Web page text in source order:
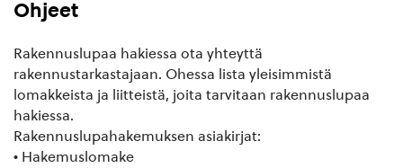
Ohjeet
Rakennuslupaa hakiessa ota yhteyttä
rakennustarkastajaan. Ohessa lista yleisimmistä
lomakkeista ja liitteistä, joita tarvitaan rakennuslupaa
hakiessa.
Rakennuslupahakemuksen asiakirjat:
• Hakemuslomake